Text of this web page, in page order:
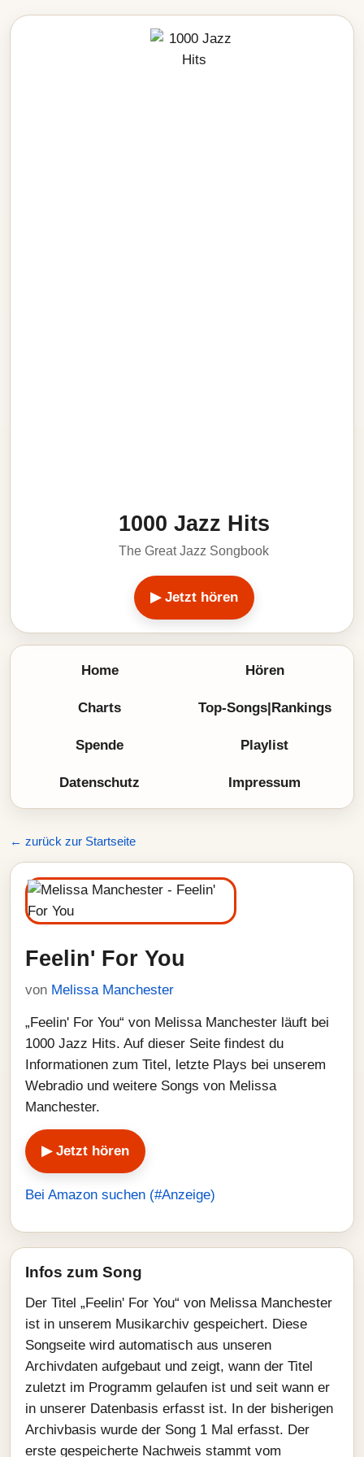
1000 Jazz Hits
The Great Jazz Songbook
▶ Jetzt hören
Home Hören
Charts Top-Songs|Rankings
Spende Playlist
Datenschutz Impressum
← zurück zur Startseite
Feelin' For You
von Melissa Manchester
„Feelin' For You“ von Melissa Manchester läuft bei
1000 Jazz Hits. Auf dieser Seite findest du
Informationen zum Titel, letzte Plays bei unserem
Webradio und weitere Songs von Melissa
Manchester.
▶ Jetzt hören
Bei Amazon suchen (#Anzeige)
Infos zum Song
Der Titel „Feelin' For You“ von Melissa Manchester
ist in unserem Musikarchiv gespeichert. Diese
Songseite wird automatisch aus unseren
Archivdaten aufgebaut und zeigt, wann der Titel
zuletzt im Programm gelaufen ist und seit wann er
in unserer Datenbasis erfasst ist. In der bisherigen
Archivbasis wurde der Song 1 Mal erfasst. Der
erste gespeicherte Nachweis stammt vom